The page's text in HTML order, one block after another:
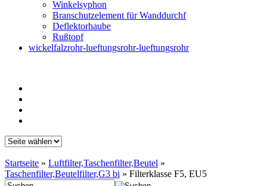
Winkelsyphon
Branschutzelement für Wanddurchf
Deflektorhaube
Rußtopf
wickelfalzrohr-lueftungsrohr-lueftungsrohr
Startseite » Luftfilter,Taschenfilter,Beutel »
Taschenfilter,Beutelfilter,G3 bi » Filterklasse F5, EU5